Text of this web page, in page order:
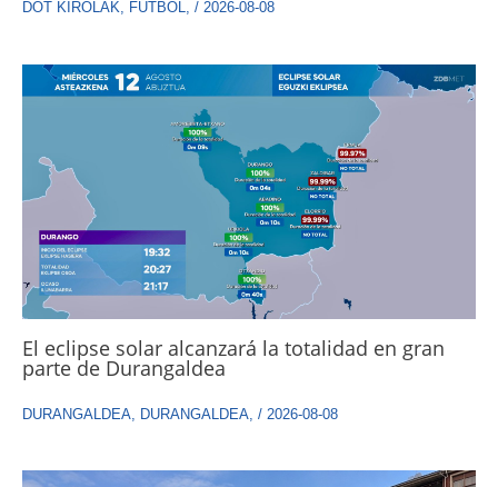
DOT KIROLAK, FÚTBOL, / 2026-08-08
El eclipse solar alcanzará la totalidad en gran
parte de Durangaldea
DURANGALDEA, DURANGALDEA, / 2026-08-08